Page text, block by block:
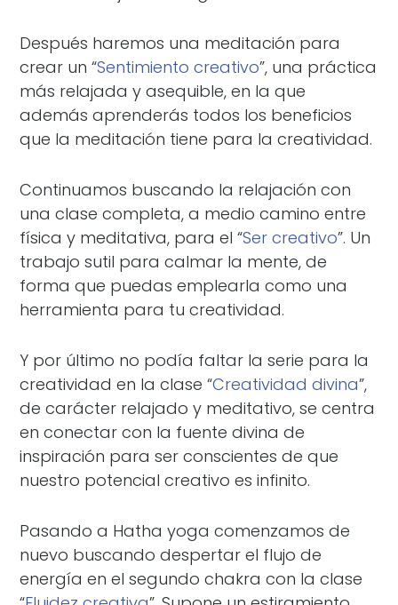
Después haremos una meditación para
crear un “Sentimiento creativo”, una práctica
más relajada y asequible, en la que
además aprenderás todos los beneficios
que la meditación tiene para la creatividad.
Continuamos buscando la relajación con
una clase completa, a medio camino entre
física y meditativa, para el “Ser creativo”. Un
trabajo sutil para calmar la mente, de
forma que puedas emplearla como una
herramienta para tu creatividad.
Y por último no podía faltar la serie para la
creatividad en la clase “Creatividad divina”,
de carácter relajado y meditativo, se centra
en conectar con la fuente divina de
inspiración para ser conscientes de que
nuestro potencial creativo es infinito.
Pasando a Hatha yoga comenzamos de
nuevo buscando despertar el flujo de
energía en el segundo chakra con la clase